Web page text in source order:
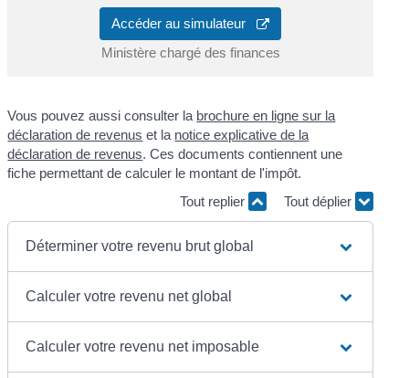
Accéder au simulateur
Ministère chargé des finances
Vous pouvez aussi consulter la brochure en ligne sur la
déclaration de revenus et la notice explicative de la
déclaration de revenus. Ces documents contiennent une
fiche permettant de calculer le montant de l'impôt.
Tout replier
Tout déplier
Déterminer votre revenu brut global
Calculer votre revenu net global
Calculer votre revenu net imposable